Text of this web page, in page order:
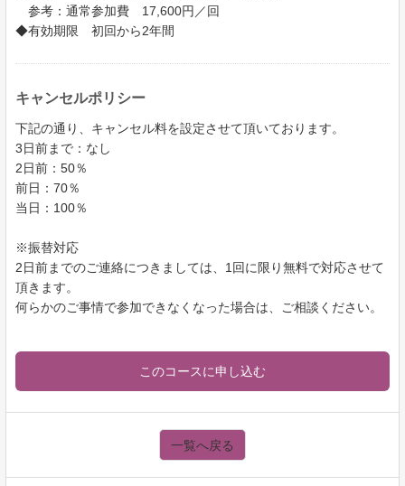
参考：通常参加費 17,600円／回
◆有効期限 初回から2年間
キャンセルポリシー
下記の通り、キャンセル料を設定させて頂いております。
3日前まで：なし
2日前：50％
前日：70％
当日：100％
※振替対応
2日前までのご連絡につきましては、1回に限り無料で対応させて
頂きます。
何らかのご事情で参加できなくなった場合は、ご相談ください。
このコースに申し込む
一覧へ戻る